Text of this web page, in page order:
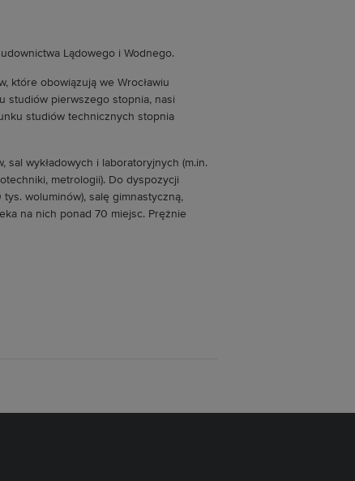
Lądowego i Wodnego.
które obowiązują we Wrocławiu
studiów pierwszego stopnia, nasi
studiów technicznych stopnia
sal wykładowych i laboratoryjnych (m.in.
metrologii). Do dyspozycji
woluminów), salę gimnastyczną,
na nich ponad 70 miejsc. Prężnie